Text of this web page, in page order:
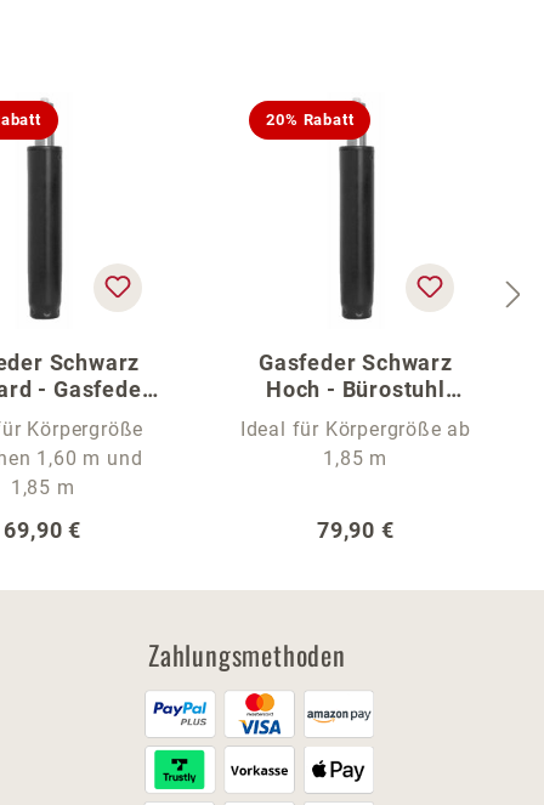
Schwarz
- Gasfeder
Bürostuhl
Körpergröße
1,60 m und
1,85 m
Regulärer Preis:
69,90 €
20% Rabatt
Gasfeder Schwarz
Hoch - Bürostuhl
Gasfeder
Ideal für Körpergröße ab
1,85 m
Regulärer Preis:
79,90 €
Zahlungsmethoden